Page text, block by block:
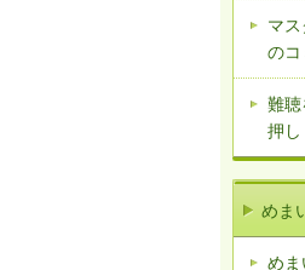
マ
のコ
難聴
押し
めま
めま